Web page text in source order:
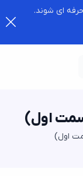
ای شوند.
اول)